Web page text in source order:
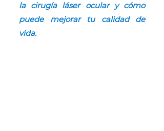
la cirugía láser ocular y cómo
puede mejorar tu calidad de
vida.